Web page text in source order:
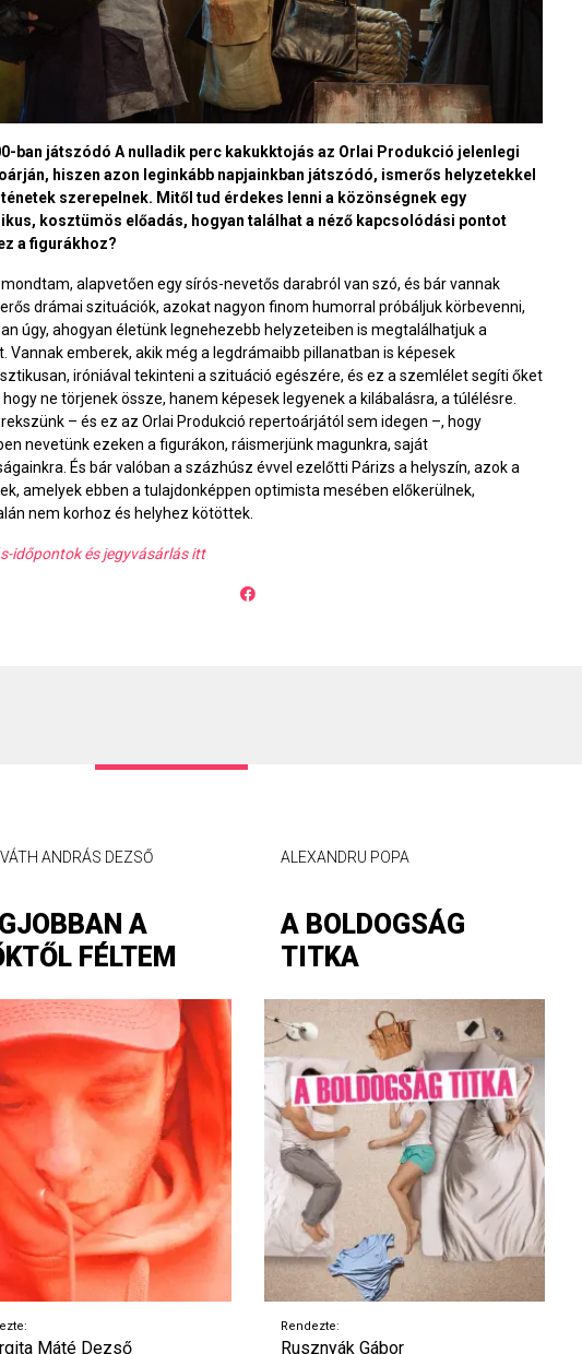
ban játszódó A nulladik perc kakukktojás az Orlai Produkció jelenlegi
hiszen azon leginkább napjainkban játszódó, ismerős helyzetekkel
szerepelnek. Mitől tud érdekes lenni a közönségnek egy
kosztümös előadás, hogyan találhat a néző kapcsolódási pontot
a figurákhoz?
alapvetően egy sírós-nevetős darabról van szó, és bár vannak
drámai szituációk, azokat nagyon finom humorral próbáljuk körbevenni,
úgy, ahogyan életünk legnehezebb helyzeteiben is megtalálhatjuk a
Vannak emberek, akik még a legdrámaibb pillanatban is képesek
iróniával tekinteni a szituáció egészére, és ez a szemlélet segíti őket
ne törjenek össze, hanem képesek legyenek a kilábalásra, a túlélésre.
– és ez az Orlai Produkció repertoárjától sem idegen –, hogy
nevetünk ezeken a figurákon, ráismerjünk magunkra, saját
És bár valóban a százhúsz évvel ezelőtti Párizs a helyszín, azok a
amelyek ebben a tulajdonképpen optimista mesében előkerülnek,
nem korhoz és helyhez kötöttek.
időpontok és jegyvásárlás itt
ANDRÁS DEZSŐ
A
FÉLTEM
Máté Dezső
ALEXANDRU POPA
A BOLDOGSÁG
TITKA
Rendezte:
Rusznyák Gábor